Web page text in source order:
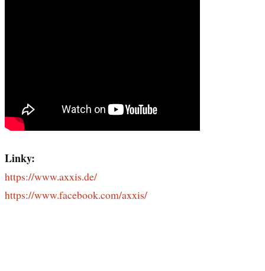
Linky:
https://www.axxis.de/
https://www.facebook.com/axxis/